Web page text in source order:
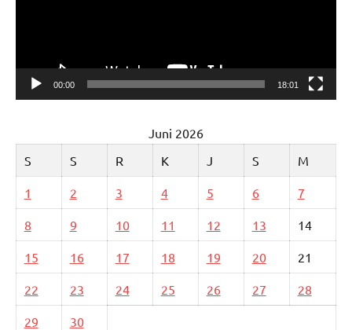
00:00 18:01
Juni 2026
S
S R K J S M
1 2 3 4 5 6 7
8 9 10 11 12 13 14
15 16 17 18 19 20 21
22 23 24 25 26 27 28
29 30